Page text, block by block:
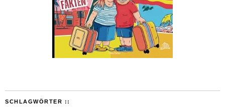
SCHLAGWÖRTER ::